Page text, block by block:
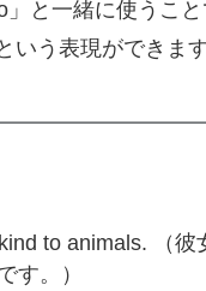
」と一緒に使うこ
いう表現ができます
to animals. （彼
す。）